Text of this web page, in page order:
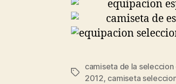
Etiquetas
camiseta de la seleccion
2012, camiseta